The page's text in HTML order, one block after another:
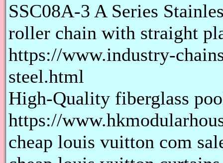
SSC08A-3 A Series
roller chain with straight
https://www.industry-
steel.html
High-Quality fiberglass
https://
cheap louis vuitton com